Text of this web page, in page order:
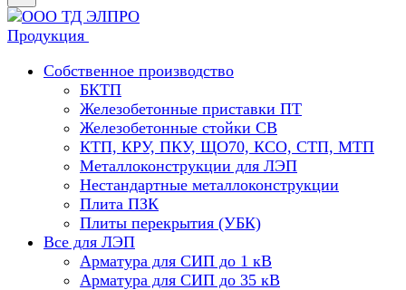
Продукция
Собственное производство
БКТП
Железобетонные приставки ПТ
Железобетонные стойки СВ
КТП, КРУ, ПКУ, ЩО70, КСО, СТП, МТП
Металлоконструкции для ЛЭП
Нестандартные металлоконструкции
Плита ПЗК
Плиты перекрытия (УБК)
Все для ЛЭП
Арматура для СИП до 1 кВ
Арматура для СИП до 35 кВ